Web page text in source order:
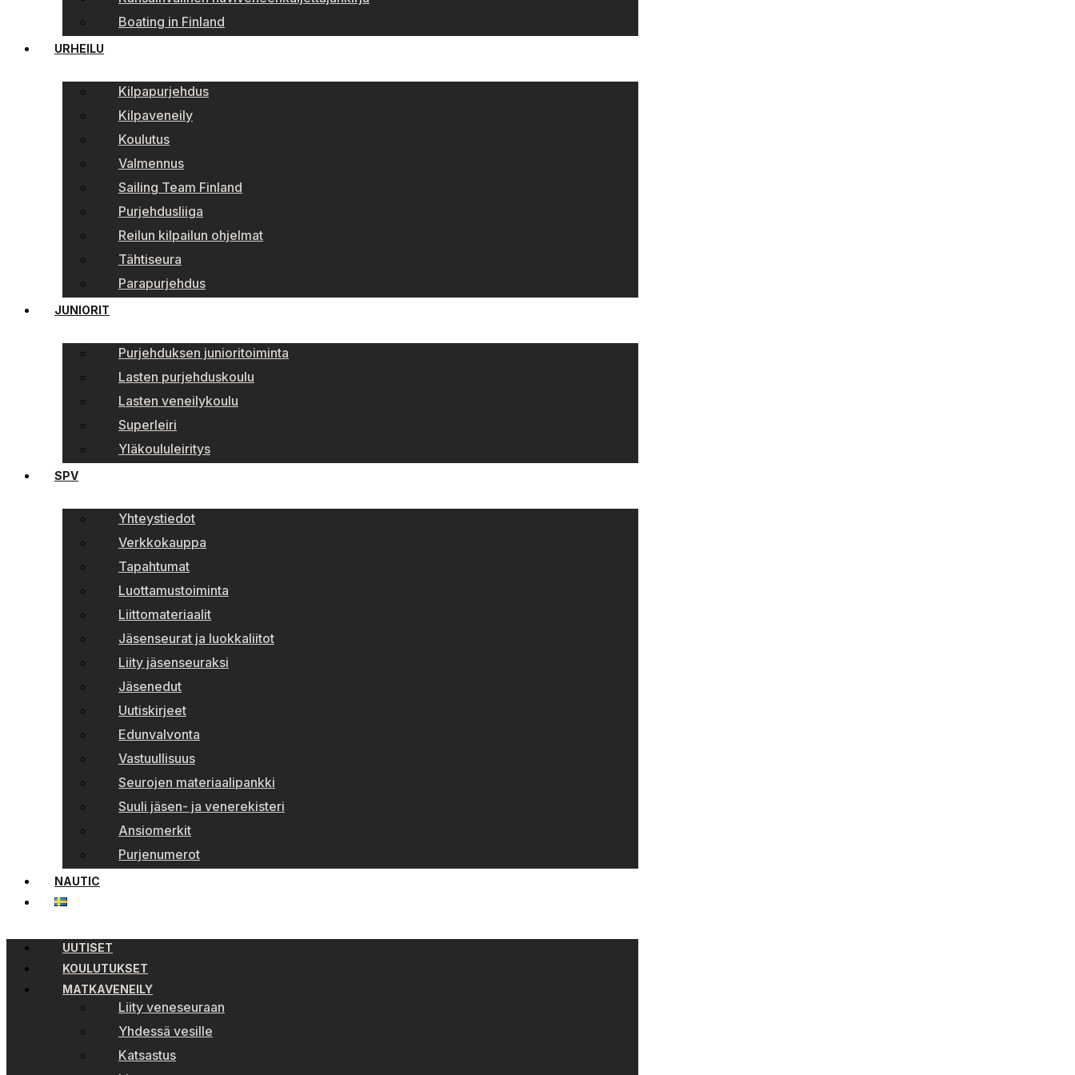
Boating in Finland
URHEILU
Kilpapurjehdus
Kilpaveneily
Koulutus
Valmennus
Sailing Team Finland
Purjehdusliiga
Reilun kilpailun ohjelmat
Tähtiseura
Parapurjehdus
JUNIORIT
Purjehduksen junioritoiminta
Lasten purjehduskoulu
Lasten veneilykoulu
Superleiri
Yläkoululeiritys
SPV
Yhteystiedot
Verkkokauppa
Tapahtumat
Luottamustoiminta
Liittomateriaalit
Jäsenseurat ja luokkaliitot
Liity jäsenseuraksi
Jäsenedut
Uutiskirjeet
Edunvalvonta
Vastuullisuus
Seurojen materiaalipankki
Suuli jäsen- ja venerekisteri
Ansiomerkit
Purjenumerot
NAUTIC
UUTISET
KOULUTUKSET
MATKAVENEILY
Liity veneseuraan
Yhdessä vesille
Katsastus